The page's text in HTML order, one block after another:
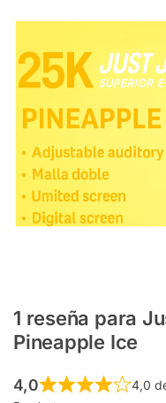
1 reseña para
Pineapple Ice
4,0 4,0